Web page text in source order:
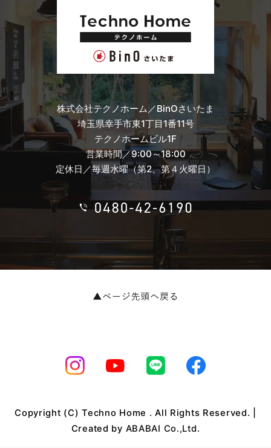
株式会社テクノホーム／BinOさいたま
埼玉県幸手市東1丁目1番11号
テクノホームビル1F
営業時間／9:00～18:00
定休日／毎週水曜（第2、第４火曜日）
Copyright (C) Techno Home . All Rights Reserved. |
Created by ABABAI Co.,Ltd.